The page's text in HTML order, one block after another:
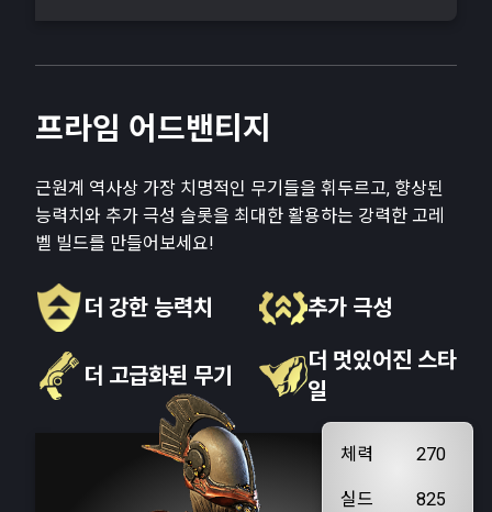
프라임 어드밴티지
근원계 역사상 가장 치명적인 무기들을 휘두르고, 향상된
능력치와 추가 극성 슬롯을 최대한 활용하는 강력한 고레
벨 빌드를 만들어보세요!
더 강한 능력치 추가 극성
더 고급화된 무기
더 멋있어진 스타
일
체력 270
실드 825